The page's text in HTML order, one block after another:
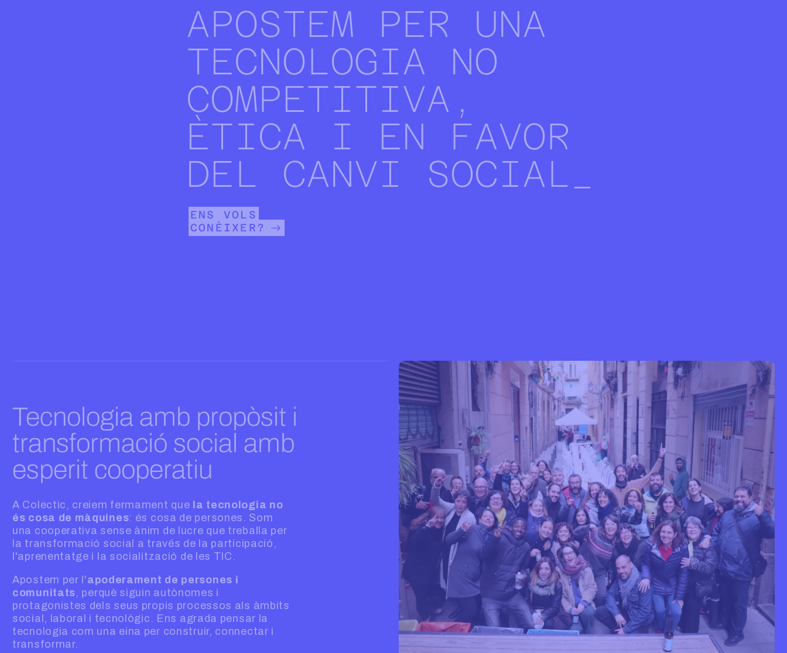
APOSTEM PER UNA
TECNOLOGIA NO
COMPETITIVA,
ÈTICA I EN FAVOR
DEL CANVI SOCIAL_
ENS VOLS
CONÈIXER?
Tecnologia amb propòsit i
transformació social amb
esperit cooperatiu
A Colectic, creiem fermament que la tecnologia no
és cosa de màquines: és cosa de persones. Som
una cooperativa sense ànim de lucre que treballa per
la transformació social a través de la participació,
l'aprenentatge i la socialització de les TIC.
Apostem per l'apoderament de persones i
comunitats, perquè siguin autònomes i
protagonistes dels seus propis processos als àmbits
social, laboral i tecnològic. Ens agrada pensar la
tecnologia com una eina per construir, connectar i
transformar.